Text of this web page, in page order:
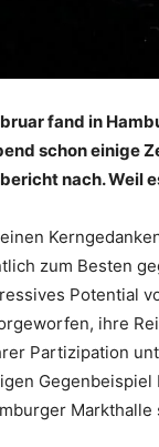
fand in
schon einige
nach. Weil
zum Besten
Potential
ihre
Partizipation
Gegenbeispiel
Markthalle